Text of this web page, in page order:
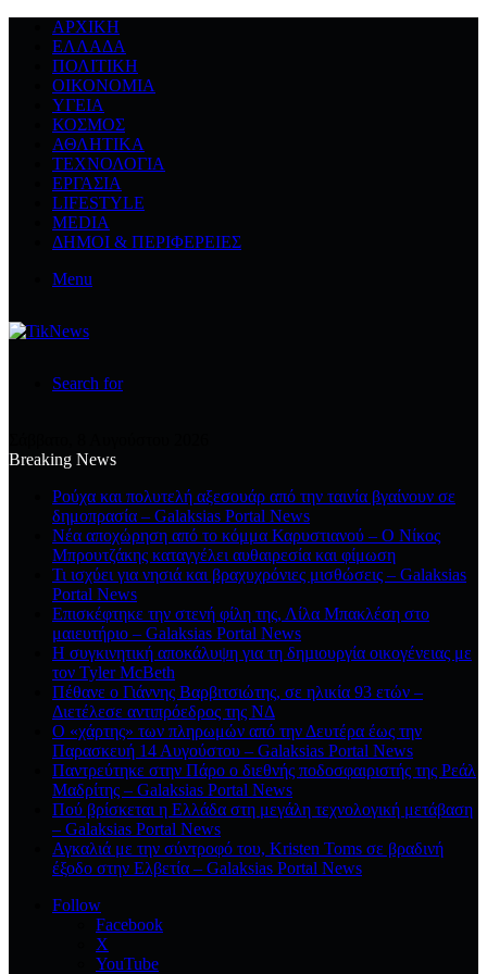
ΑΡΧΙΚΉ
ΕΛΛΆΔΑ
ΠΟΛΙΤΙΚΉ
ΟΙΚΟΝΟΜΊΑ
ΥΓΕΊΑ
ΚΌΣΜΟΣ
ΑΘΛΗΤΙΚΆ
ΤΕΧΝΟΛΟΓΙΆ
ΕΡΓΑΣΊΑ
LIFESTYLE
MEDIA
ΔΉΜΟΙ & ΠΕΡΙΦΈΡΕΙΕΣ
Menu
Search for
Breaking News
Ρούχα και πολυτελή αξεσουάρ από την ταινία βγαίνουν σε
δημοπρασία – Galaksias Portal News
Νέα αποχώρηση από το κόμμα Καρυστιανού – Ο Νίκος
Μπρουτζάκης καταγγέλει αυθαιρεσία και φίμωση
Τι ισχύει για νησιά και βραχυχρόνιες μισθώσεις – Galaksias
Portal News
Επισκέφτηκε την στενή φίλη της, Λίλα Μπακλέση στο
μαιευτήριο – Galaksias Portal News
Η συγκινητική αποκάλυψη για τη δηµιουργία οικογένειας με
τον Tyler McBeth
Πέθανε ο Γιάννης Βαρβιτσιώτης, σε ηλικία 93 ετών –
Διετέλεσε αντιπρόεδρος της ΝΔ
Ο «χάρτης» των πληρωμών από την Δευτέρα έως την
Παρασκευή 14 Αυγούστου – Galaksias Portal News
Παντρεύτηκε στην Πάρο ο διεθνής ποδοσφαιριστής της Ρεάλ
Μαδρίτης – Galaksias Portal News
Πού βρίσκεται η Ελλάδα στη μεγάλη τεχνολογική μετάβαση
– Galaksias Portal News
Αγκαλιά με την σύντροφό του, Kristen Toms σε βραδινή
έξοδο στην Ελβετία – Galaksias Portal News
Follow
Facebook
X
YouTube